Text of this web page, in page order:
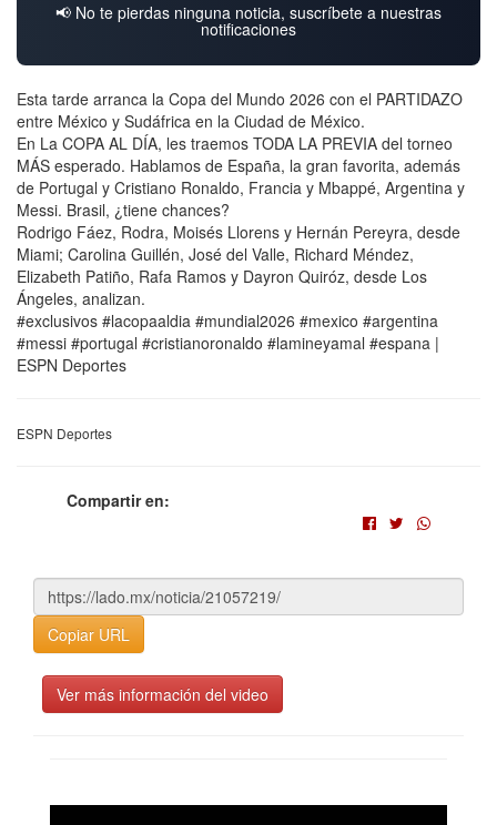
📢 No te pierdas ninguna noticia, suscríbete a nuestras
notificaciones
Esta tarde arranca la Copa del Mundo 2026 con el PARTIDAZO
entre México y Sudáfrica en la Ciudad de México.
En La COPA AL DÍA, les traemos TODA LA PREVIA del torneo
MÁS esperado. Hablamos de España, la gran favorita, además
de Portugal y Cristiano Ronaldo, Francia y Mbappé, Argentina y
Messi. Brasil, ¿tiene chances?
Rodrigo Fáez, Rodra, Moisés Llorens y Hernán Pereyra, desde
Miami; Carolina Guillén, José del Valle, Richard Méndez,
Elizabeth Patiño, Rafa Ramos y Dayron Quiróz, desde Los
Ángeles, analizan.
#exclusivos #lacopaaldia #mundial2026 #mexico #argentina
#messi #portugal #cristianoronaldo #lamineyamal #espana |
ESPN Deportes
ESPN Deportes
Compartir en:
Copiar URL
Ver más información del video